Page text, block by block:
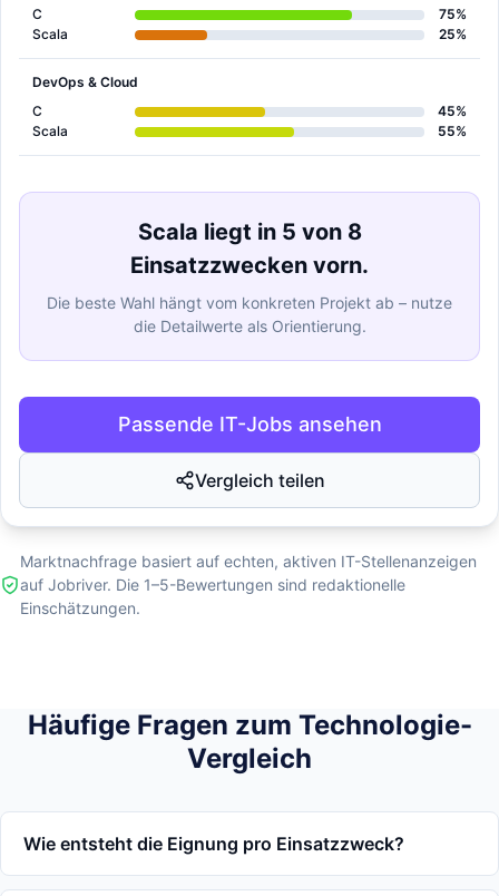
C
75%
Scala
25%
DevOps & Cloud
C
45%
Scala
55%
Scala liegt in 5 von 8
Einsatzzwecken vorn.
Die beste Wahl hängt vom konkreten Projekt ab – nutze
die Detailwerte als Orientierung.
Passende IT-Jobs ansehen
Vergleich teilen
Marktnachfrage basiert auf echten, aktiven IT-Stellenanzeigen
auf Jobriver. Die 1–5-Bewertungen sind redaktionelle
Einschätzungen.
Häufige Fragen zum Technologie-
Vergleich
Wie entsteht die Eignung pro Einsatzzweck?